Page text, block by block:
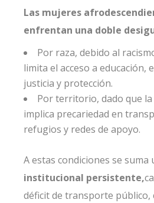
Las mujeres
enfrentan una doble
Por raza, debido al
limita el acceso a educación,
justicia y protección.
Por territorio, dado que
implica precariedad en
refugios y redes de apoyo.
A estas condiciones se suma
institucional persistente,
déficit de transporte público,